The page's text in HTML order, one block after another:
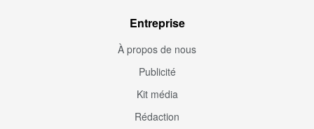
Entreprise
À propos de nous
Publicité
Kit média
Rédaction